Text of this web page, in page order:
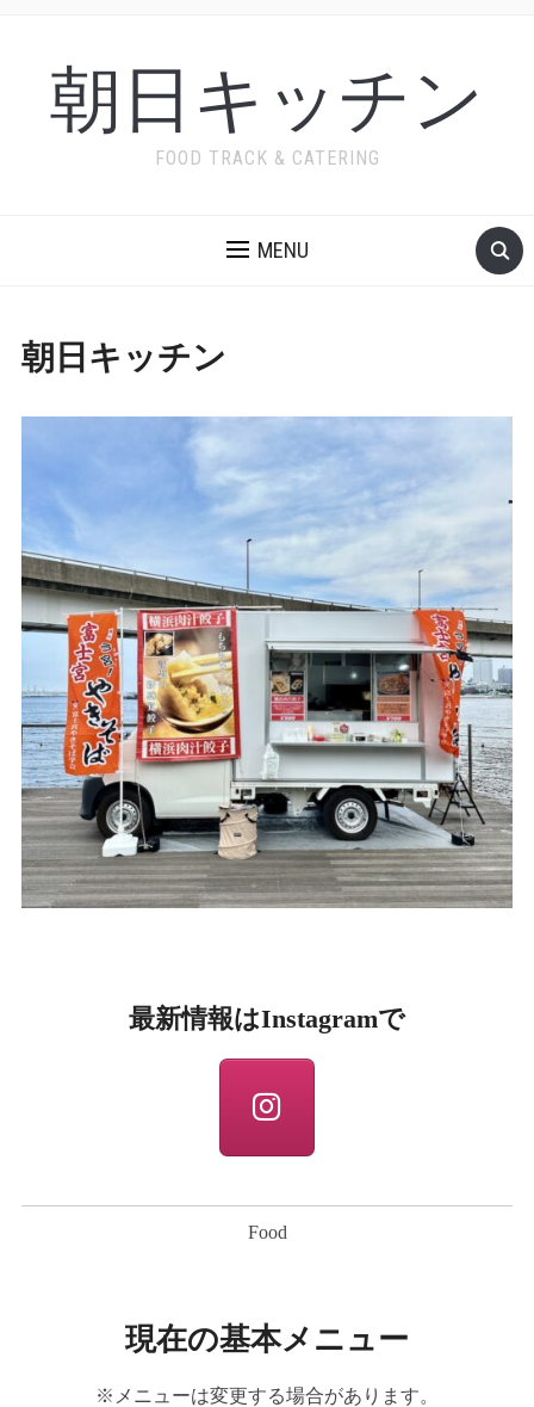
朝日キッチン
FOOD TRACK & CATERING
MENU
朝日キッチン
最新情報はInstagramで
Food
現在の基本メニュー
※メニューは変更する場合があります。